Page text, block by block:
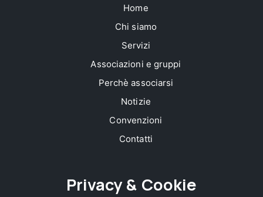
Home
Chi siamo
Servizi
Associazioni e gruppi
Perchè associarsi
Notizie
Convenzioni
Contatti
Privacy & Cookie